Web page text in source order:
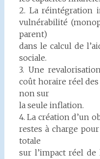
2. La réintégration
vulnérabilité
parent)
dans le calcul de
sociale.
3. Une
coût horaire réel
non sur
la seule inflation.
4. La création d’un
restes à charge
totale
sur l’impact réel